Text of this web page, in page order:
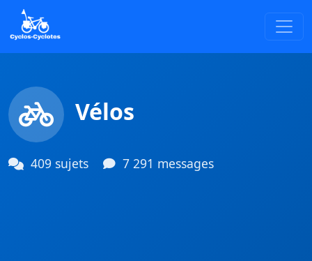
Vélos
409 sujets 7 291 messages